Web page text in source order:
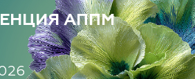
АППМ